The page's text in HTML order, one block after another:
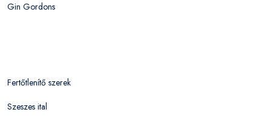
Gin Gordons
Fertőtlenítő szerek
Szeszes ital